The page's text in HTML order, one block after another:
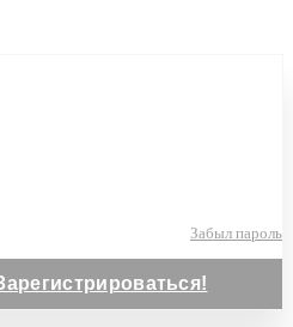
Забыл пароль